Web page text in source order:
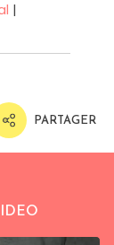
|
PARTAGER